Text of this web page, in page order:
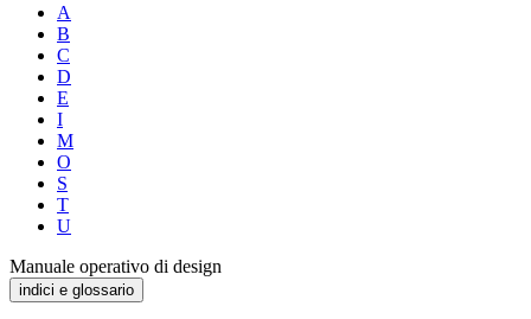
A
B
C
D
E
I
M
O
S
T
U
Manuale operativo di design
indici e glossario